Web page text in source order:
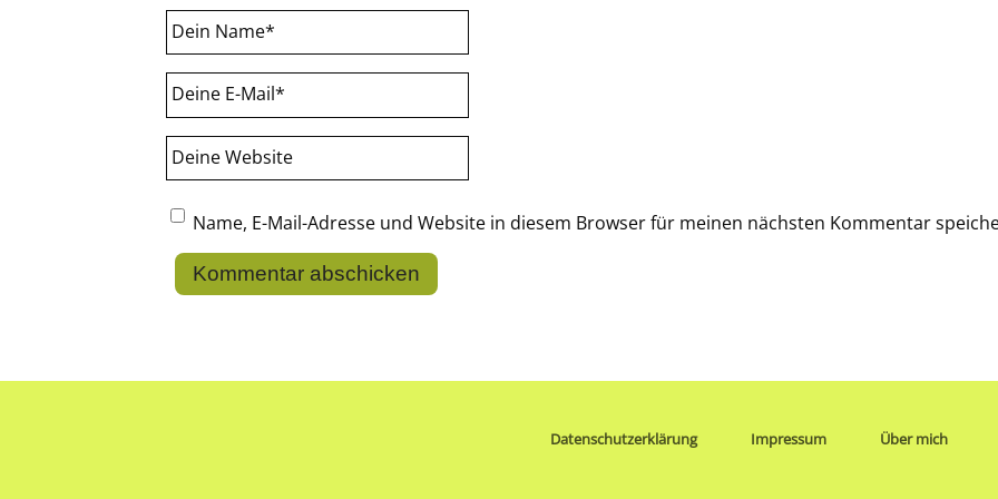
Dein Name*
Deine E-Mail*
Deine Website
Name, E-Mail-Adresse und Website in diesem Browser für meinen nächsten Kommentar
Datenschutzerklärung Impressum Über mich